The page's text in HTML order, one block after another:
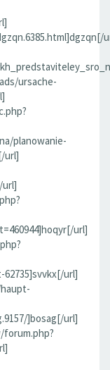
ursache-
planowanie-
url]
url]
url]
url]
]bosag[/url]